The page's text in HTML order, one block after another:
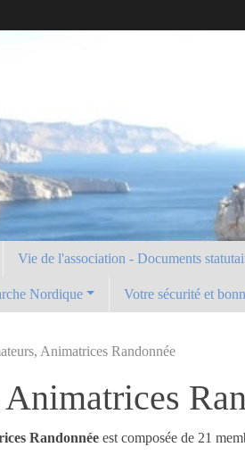
Vie de l'association - Documents
Nordique Votre sécurité et
Animatrices Randonnée
Randonnée est composée de 21